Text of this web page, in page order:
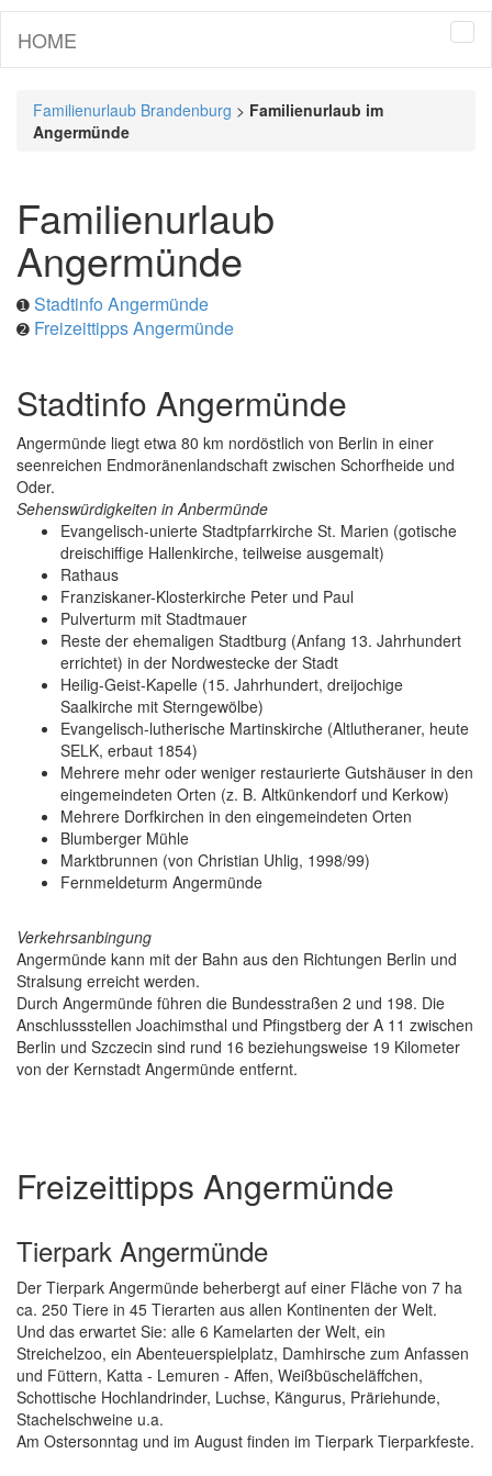
HOME
Familienurlaub Brandenburg > Familienurlaub im
Angermünde
Familienurlaub
Angermünde
➊ Stadtinfo Angermünde
➋ Freizeittipps Angermünde
Stadtinfo Angermünde
Angermünde liegt etwa 80 km nordöstlich von Berlin in einer
seenreichen Endmoränenlandschaft zwischen Schorfheide und
Oder.
Sehenswürdigkeiten in Anbermünde
Evangelisch-unierte Stadtpfarrkirche St. Marien (gotische
dreischiffige Hallenkirche, teilweise ausgemalt)
Rathaus
Franziskaner-Klosterkirche Peter und Paul
Pulverturm mit Stadtmauer
Reste der ehemaligen Stadtburg (Anfang 13. Jahrhundert
errichtet) in der Nordwestecke der Stadt
Heilig-Geist-Kapelle (15. Jahrhundert, dreijochige
Saalkirche mit Sterngewölbe)
Evangelisch-lutherische Martinskirche (Altlutheraner, heute
SELK, erbaut 1854)
Mehrere mehr oder weniger restaurierte Gutshäuser in den
eingemeindeten Orten (z. B. Altkünkendorf und Kerkow)
Mehrere Dorfkirchen in den eingemeindeten Orten
Blumberger Mühle
Marktbrunnen (von Christian Uhlig, 1998/99)
Fernmeldeturm Angermünde
Verkehrsanbingung
Angermünde kann mit der Bahn aus den Richtungen Berlin und
Stralsung erreicht werden.
Durch Angermünde führen die Bundesstraßen 2 und 198. Die
Anschlussstellen Joachimsthal und Pfingstberg der A 11 zwischen
Berlin und Szczecin sind rund 16 beziehungsweise 19 Kilometer
von der Kernstadt Angermünde entfernt.
Freizeittipps Angermünde
Tierpark Angermünde
Der Tierpark Angermünde beherbergt auf einer Fläche von 7 ha
ca. 250 Tiere in 45 Tierarten aus allen Kontinenten der Welt.
Und das erwartet Sie: alle 6 Kamelarten der Welt, ein
Streichelzoo, ein Abenteuerspielplatz, Damhirsche zum Anfassen
und Füttern, Katta - Lemuren - Affen, Weißbüscheläffchen,
Schottische Hochlandrinder, Luchse, Kängurus, Präriehunde,
Stachelschweine u.a.
Am Ostersonntag und im August finden im Tierpark Tierparkfeste.